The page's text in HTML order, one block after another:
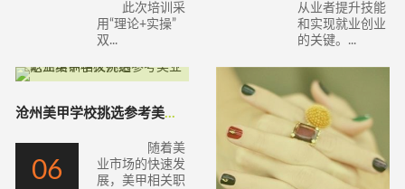
此次培训采
用“理论+实操”
双...
从业者提升技能
和实现就业创业
的关键。...
沧州美甲学校挑选参考美业职业培训相关介绍
06
随着美
业市场的快速发
展，美甲相关职